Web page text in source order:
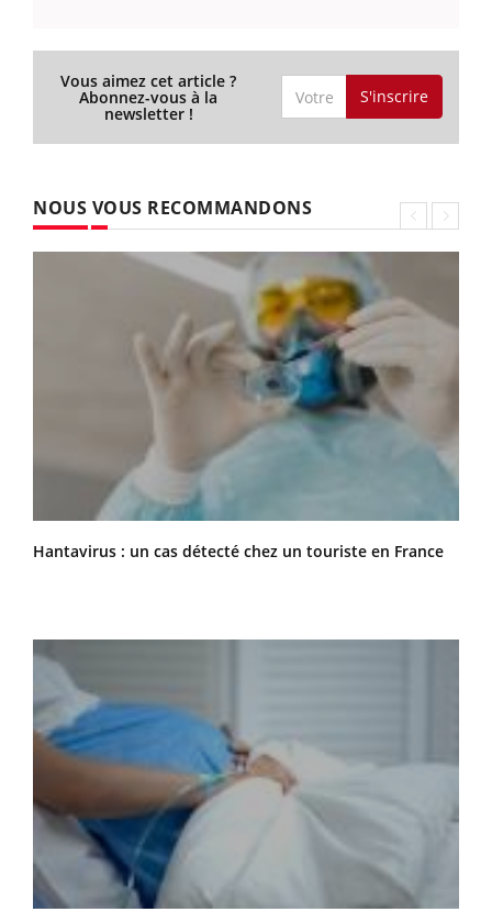
Vous aimez cet article ?
Abonnez-vous à la
newsletter !
S'inscrire
NOUS VOUS RECOMMANDONS
Hantavirus : un cas détecté chez un touriste en France